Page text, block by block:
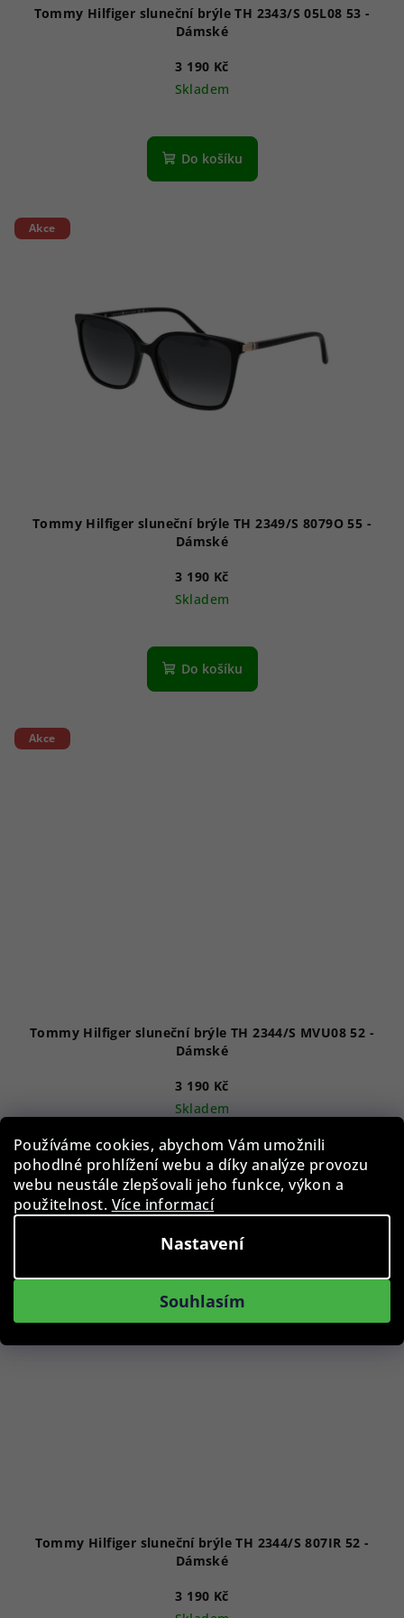
Používáme cookies, abychom Vám umožnili
pohodlné prohlížení webu a díky analýze provozu
webu neustále zlepšovali jeho funkce, výkon a
použitelnost. Více informací
Nastavení
Souhlasím
Tommy Hilfiger sluneční brýle TH 2343/S 05L08 53 -
Dámské
3 190 Kč
Skladem
Do košíku
Akce
Tommy Hilfiger sluneční brýle TH 2349/S 8079O 55 -
Dámské
3 190 Kč
Skladem
Do košíku
Akce
Tommy Hilfiger sluneční brýle TH 2344/S MVU08 52 -
Dámské
3 190 Kč
Skladem
Do košíku
Tommy Hilfiger sluneční brýle TH 2344/S 807IR 52 -
Dámské
3 190 Kč